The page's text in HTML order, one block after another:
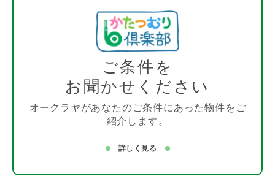
ご条件を
お聞かせください
オークラヤがあなたのご条件にあった物件をご
紹介します。
詳しく見る